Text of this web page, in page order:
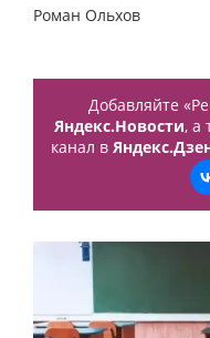
Роман Ольхов
Добавляйте
Яндекс.Новости, а
канал в